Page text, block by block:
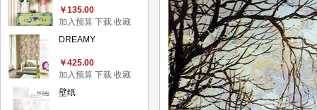
￥135.00
加入预算 下载 收藏
DREAMY
￥425.00
加入预算 下载 收藏
壁纸